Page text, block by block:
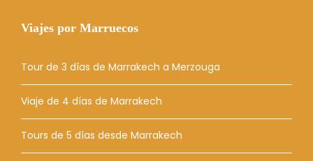
Viajes por Marruecos
Tour de 3 días de Marrakech a Merzouga
Viaje de 4 días de Marrakech
Tours de 5 días desde Marrakech